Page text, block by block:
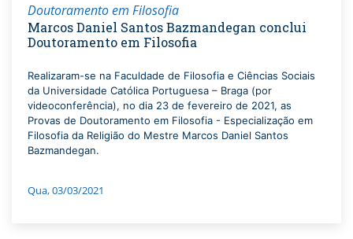
Doutoramento em Filosofia
Marcos Daniel Santos Bazmandegan conclui
Doutoramento em Filosofia
Realizaram-se na Faculdade de Filosofia e Ciências Sociais
da Universidade Católica Portuguesa – Braga (por
videoconferência), no dia 23 de fevereiro de 2021, as
Provas de Doutoramento em Filosofia - Especialização em
Filosofia da Religião do Mestre Marcos Daniel Santos
Bazmandegan.
Qua, 03/03/2021